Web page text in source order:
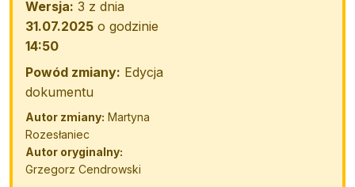
Wersja: 3 z dnia
31.07.2025 o godzinie
14:50
Powód zmiany: Edycja
dokumentu
Autor zmiany: Martyna
Rozesłaniec
Autor oryginalny:
Grzegorz Cendrowski